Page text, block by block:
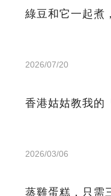
綠豆和它一起煮
2026/07/20
香港姑姑教我的
2026/03/06
蒸雞蛋糕，只需